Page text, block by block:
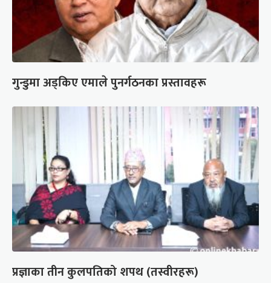
गुन्डुमा अड्किए एमाले पुनर्गठनका प्रस्तावहरू
प्रज्ञाका तीन कुलपतिको शपथ (तस्वीरहरू)